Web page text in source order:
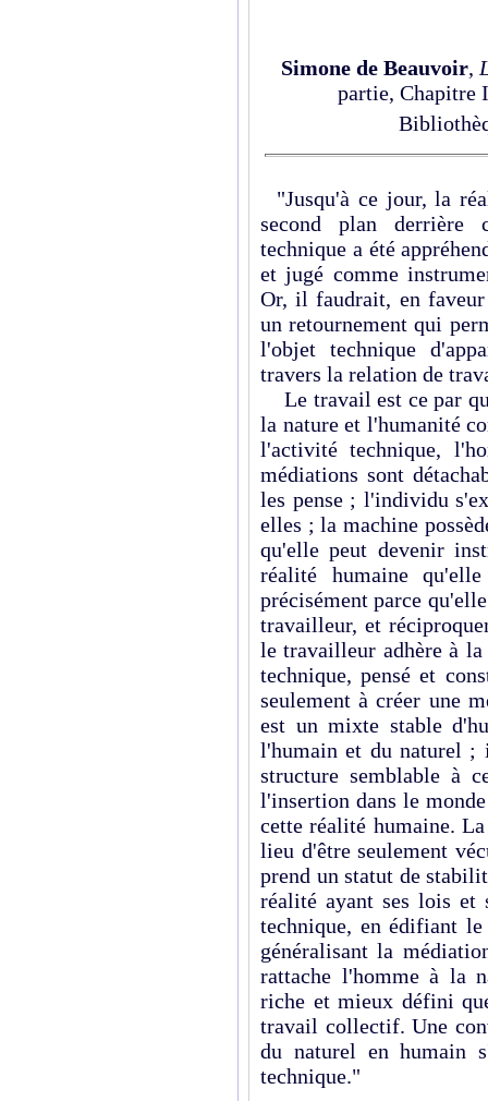
Simone de Beauvoir,
partie, Chapitre
"Jusqu'à ce jour, la
second plan derrière
technique a été
et jugé comme
Or, il faudrait, en
un retournement qui
l'objet technique
travers la relation de
Le travail est ce par
la nature et l'humanité
l'activité technique,
médiations sont
les pense ; l'individu
elles ; la machine
qu'elle peut devenir
réalité humaine
précisément parce
travailleur, et
le travailleur adhère à
technique, pensé et
seulement à créer une
est un mixte stable
l'humain et du naturel ;
structure semblable à
l'insertion dans le
cette réalité humaine.
lieu d'être seulement
prend un statut de
réalité ayant ses lois et
technique, en édifiant
généralisant la
rattache l'homme à la
riche et mieux défini
travail collectif. Une
du naturel en humain
technique."